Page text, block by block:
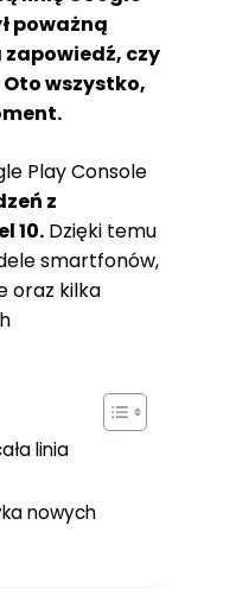
poważną
czy
wszystko,
Play Console
z
10. Dzięki temu
smartfonów,
oraz kilka
linia
nowych